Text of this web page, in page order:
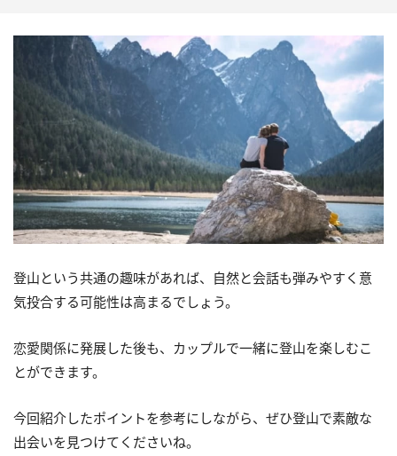
登山という共通の趣味があれば、自然と会話も弾みやすく意
気投合する可能性は高まるでしょう。
恋愛関係に発展した後も、カップルで一緒に登山を楽しむこ
とができます。
今回紹介したポイントを参考にしながら、ぜひ登山で素敵な
出会いを見つけてくださいね。